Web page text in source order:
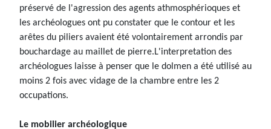
préservé de l'agression des agents athmosphérioques et
les archéologues ont pu constater que le contour et les
arêtes du piliers avaient été volontairement arrondis par
bouchardage au maillet de pierre.L'interpretation des
archéologues laisse à penser que le dolmen a été utilisé au
moins 2 fois avec vidage de la chambre entre les 2
occupations.
Le mobilier archéologique